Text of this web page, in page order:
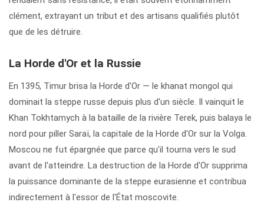
clément, extrayant un tribut et des artisans qualifiés plutôt
que de les détruire.
La Horde d'Or et la Russie
En 1395, Timur brisa la Horde d'Or — le khanat mongol qui
dominait la steppe russe depuis plus d'un siècle. Il vainquit le
Khan Tokhtamych à la bataille de la rivière Terek, puis balaya le
nord pour piller Saraï, la capitale de la Horde d'Or sur la Volga.
Moscou ne fut épargnée que parce qu'il tourna vers le sud
avant de l'atteindre. La destruction de la Horde d'Or supprima
la puissance dominante de la steppe eurasienne et contribua
indirectement à l'essor de l'État moscovite.